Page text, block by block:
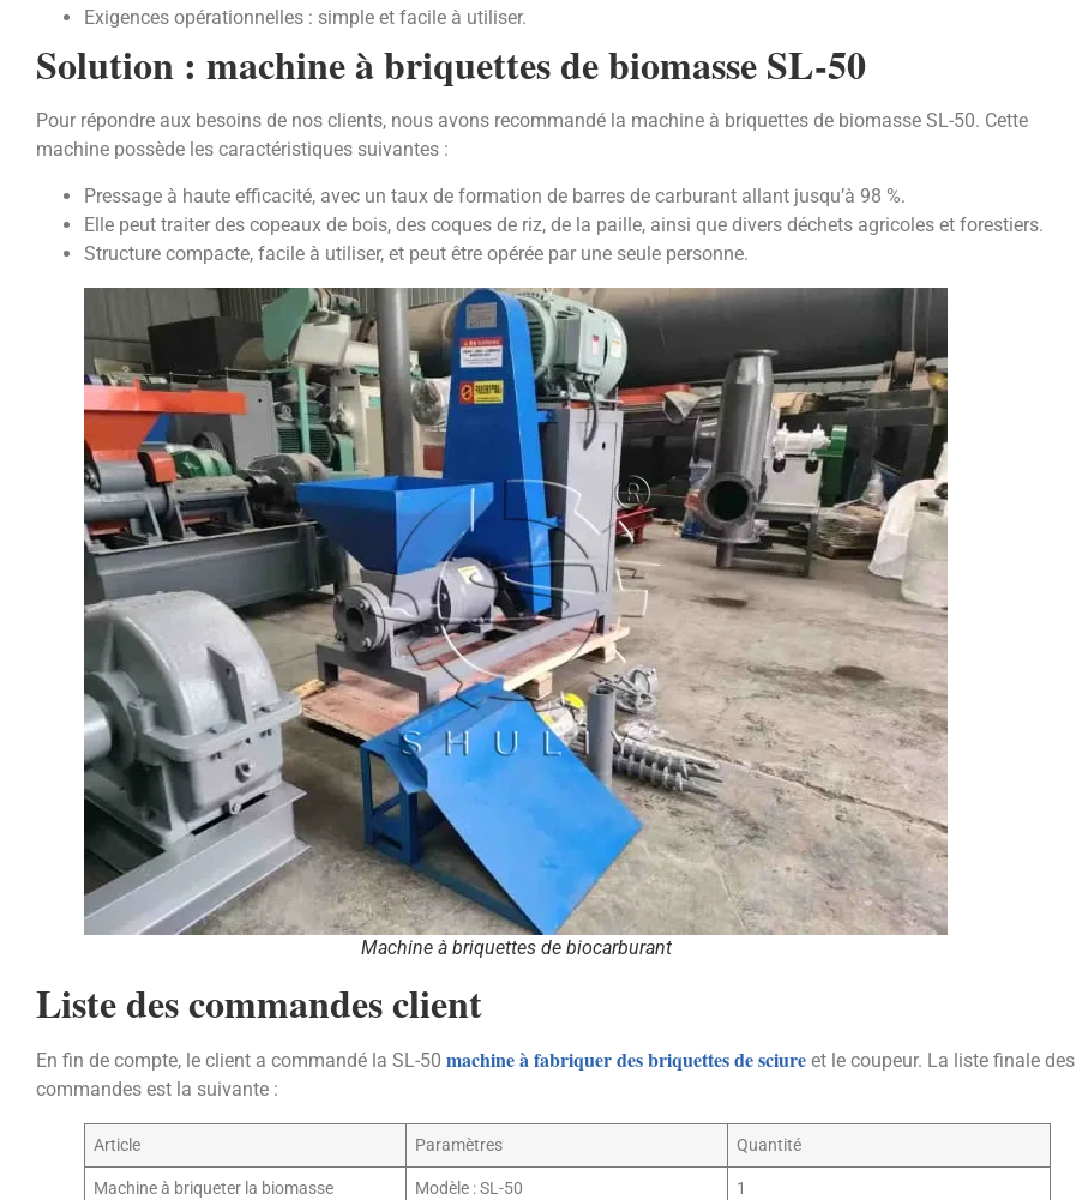
Exigences opérationnelles : simple et facile à utiliser.
Solution : machine à briquettes de biomasse SL-50
Pour répondre aux besoins de nos clients, nous avons recommandé la machine à briquettes de biomasse SL-50. Cette
machine possède les caractéristiques suivantes :
Pressage à haute efficacité, avec un taux de formation de barres de carburant allant jusqu’à 98 %.
Elle peut traiter des copeaux de bois, des coques de riz, de la paille, ainsi que divers déchets agricoles et forestiers.
Structure compacte, facile à utiliser, et peut être opérée par une seule personne.
Machine à briquettes de biocarburant
Liste des commandes client
En fin de compte, le client a commandé la SL-50 machine à fabriquer des briquettes de sciure et le coupeur. La liste finale des
commandes est la suivante :
Article Paramètres Quantité
Machine à briqueter la biomasse
Modèle : SL-50
1